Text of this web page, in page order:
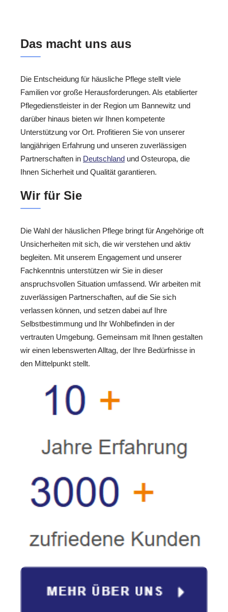
Das macht uns aus
Die Entscheidung für häusliche Pflege stellt viele
Familien vor große Herausforderungen. Als etablierter
Pflegedienstleister in der Region um Bannewitz und
darüber hinaus bieten wir Ihnen kompetente
Unterstützung vor Ort. Profitieren Sie von unserer
langjährigen Erfahrung und unseren zuverlässigen
Partnerschaften in Deutschland und Osteuropa, die
Ihnen Sicherheit und Qualität garantieren.
Wir für Sie
Die Wahl der häuslichen Pflege bringt für Angehörige oft
Unsicherheiten mit sich, die wir verstehen und aktiv
begleiten. Mit unserem Engagement und unserer
Fachkenntnis unterstützen wir Sie in dieser
anspruchsvollen Situation umfassend. Wir arbeiten mit
zuverlässigen Partnerschaften, auf die Sie sich
verlassen können, und setzen dabei auf Ihre
Selbstbestimmung und Ihr Wohlbefinden in der
vertrauten Umgebung. Gemeinsam mit Ihnen gestalten
wir einen lebenswerten Alltag, der Ihre Bedürfnisse in
den Mittelpunkt stellt.